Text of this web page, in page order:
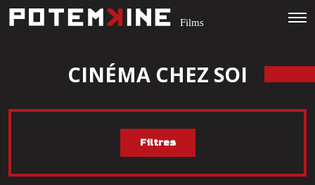
CINÉMA CHEZ SOI
Filtres